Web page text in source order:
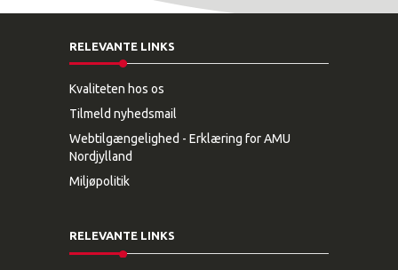
RELEVANTE LINKS
Kvaliteten hos os
Tilmeld nyhedsmail
Webtilgængelighed - Erklæring for AMU
Nordjylland
Miljøpolitik
RELEVANTE LINKS